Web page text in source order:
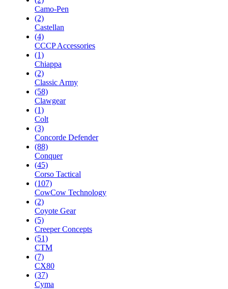
Camo-Pen
(2)
Castellan
(4)
CCCP Accessories
(1)
Chiappa
(2)
Classic Army
(58)
Clawgear
(1)
Colt
(3)
Concorde Defender
(88)
Conquer
(45)
Corso Tactical
(107)
CowCow Technology
(2)
Coyote Gear
(5)
Creeper Concepts
(51)
CTM
(7)
CX80
(37)
Cyma